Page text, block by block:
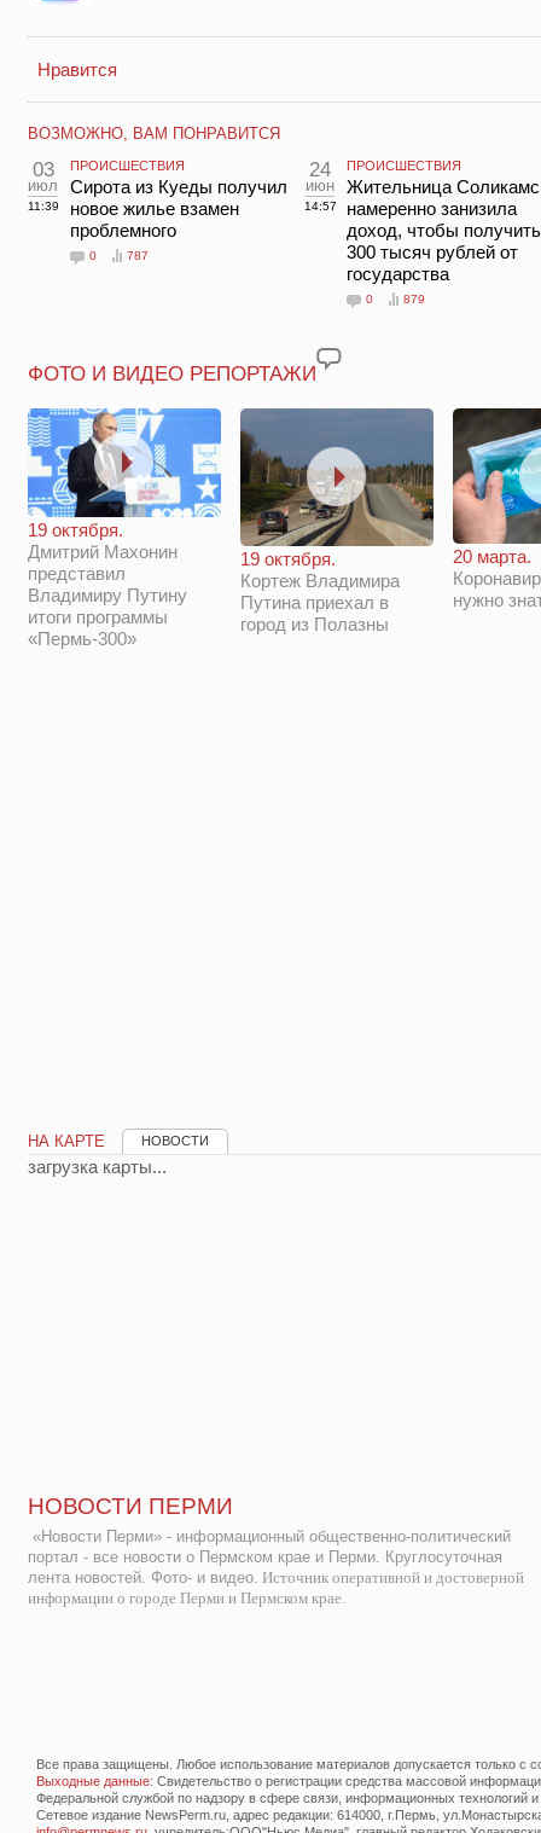
Нравится
ВОЗМОЖНО, ВАМ ПОНРАВИТСЯ
03
июл
11:39
ПРОИСШЕСТВИЯ
Сирота из Куеды получил
новое жилье взамен
проблемного
0 787
24
июн
14:57
ПРОИСШЕСТВИЯ
Жительница
намеренно занизила
доход, чтобы получить
300 тысяч рублей от
государства
0 879
ФОТО И ВИДЕО РЕПОРТАЖИ
19 октября.
Дмитрий Махонин
представил
Владимиру Путину
итоги программы
«Пермь-300»
19 октября.
Кортеж Владимира
Путина приехал в
город из Полазны
20 марта.
нужно
НА КАРТЕ НОВОСТИ
загрузка карты...
НОВОСТИ ПЕРМИ
«Новости Перми» - информационный общественно-политический
портал - все новости о Пермском крае и Перми. Круглосуточная
лента новостей. Фото- и видео. Источник оперативной и достоверной
информации о городе Перми и Пермском крае.
Все права защищены. Любое использование материалов допускается только с
Выходные данные: Свидетельство о регистрации средства массовой
Федеральной службой по надзору в сфере связи, информационных технологий
Сетевое издание NewsPerm.ru, адрес редакции: 614000, г.Пермь,